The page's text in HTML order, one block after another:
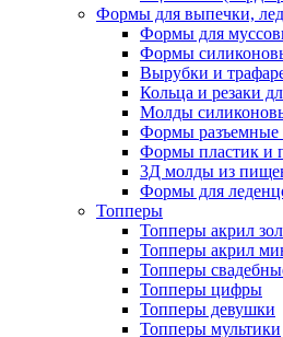
Формы для выпечки,
Формы для
Формы
Вырубки и
Кольца и резаки
Молды
Формы разъемные
Формы пластик и
3Д молды из
Формы для
Топперы
Топперы акрил
Топперы акрил
Топперы
Топперы цифры
Топперы девушки
Топперы мультики